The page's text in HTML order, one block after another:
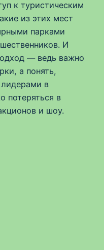
к туристическим
из этих мест
парками
И
— ведь важно
а понять,
в
потеряться в
и шоу.